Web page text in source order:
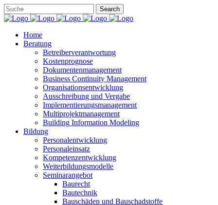
Home
Beratung
Betreiberverantwortung
Kostenprognose
Dokumentenmanagement
Business Continuity Management
Organisationsentwicklung
Ausschreibung und Vergabe
Implementierungsmanagement
Multiprojektmanagement
Building Information Modeling
Bildung
Personalentwicklung
Personaleinsatz
Kompetenzentwicklung
Weiterbildungsmodelle
Seminarangebot
Baurecht
Bautechnik
Bauschäden und Bauschadstoffe